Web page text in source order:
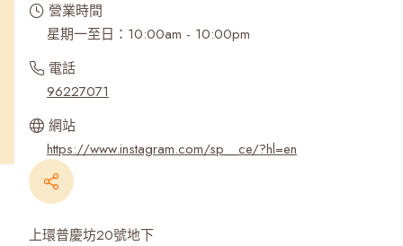
營業時間
星期一至日：10:00am - 10:00pm
電話
96227071
網站
https://www.instagram.com/sp__ce/?hl=en
上環普慶坊20號地下